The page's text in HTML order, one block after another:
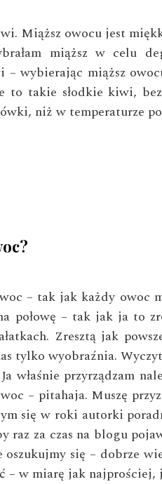
Miąższ owocu jest
miąższ w celu
wybierając miąższ
to takie słodkie kiwi,
niż w temperaturze
– tak jak każdy owoc
połowę – tak jak ja to
Zresztą jak
tylko wyobraźnia.
właśnie przyrządzam
– pitahaja. Muszę
się w roki autorki
raz za czas na blogu
się – dobrze
– w miarę jak